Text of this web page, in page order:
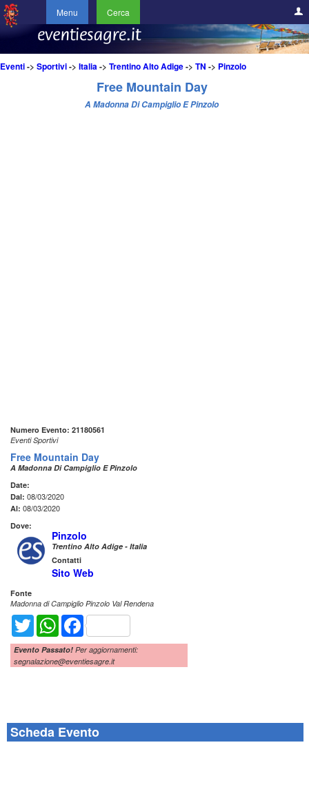
Menu Cerca
Eventi-> Sportivi-> Italia-> Trentino Alto Adige-> TN -> Pinzolo
Free Mountain Day
A Madonna Di Campiglio E Pinzolo
Numero Evento: 21180561
Eventi Sportivi
Free Mountain Day
A Madonna Di Campiglio E Pinzolo
Date:
Dal: 08/03/2020
Al: 08/03/2020
Dove:
Pinzolo
Trentino Alto Adige - Italia
Contatti
Sito Web
Fonte
Madonna di Campiglio Pinzolo Val Rendena
Twitter WhatsAppFacebook
Evento Passato! Per aggiornamenti:
segnalazione@eventiesagre.it
Scheda Evento